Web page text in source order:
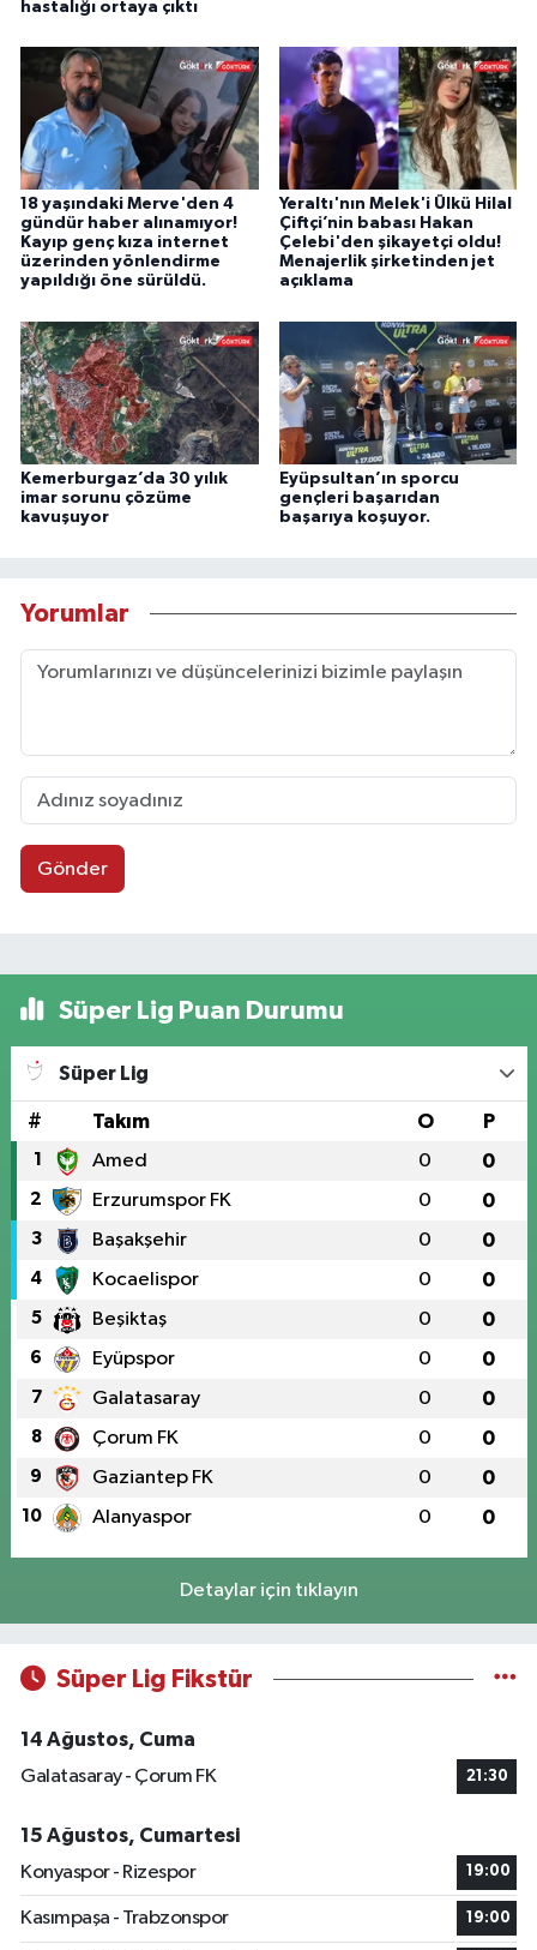
hastalığı ortaya çıktı
18 yaşındaki Merve'den 4
gündür haber alınamıyor!
Kayıp genç kıza internet
üzerinden yönlendirme
yapıldığı öne sürüldü.
Yeraltı'nın Melek'i Ülkü Hilal
Çiftçi’nin babası Hakan
Çelebi'den şikayetçi oldu!
Menajerlik şirketinden jet
açıklama
Kemerburgaz’da 30 yılık
imar sorunu çözüme
kavuşuyor
Eyüpsultan’ın sporcu
gençleri başarıdan
başarıya koşuyor.
Yorumlar
Gönder
Süper Lig Puan Durumu
Süper Lig
# Takım O P
1 Amed 0 0
2 Erzurumspor FK 0 0
3 Başakşehir 0 0
4 Kocaelispor 0 0
5 Beşiktaş 0 0
6 Eyüpspor 0 0
7 Galatasaray 0 0
8 Çorum FK 0 0
9 Gaziantep FK 0 0
10 Alanyaspor 0 0
Detaylar için tıklayın
Süper Lig Fikstür
14 Ağustos, Cuma
Galatasaray - Çorum FK
21:30
15 Ağustos, Cumartesi
Konyaspor - Rizespor
19:00
Kasımpaşa - Trabzonspor 19:00